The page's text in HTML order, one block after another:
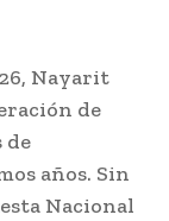
Nayarit
de
de
años. Sin
Nacional